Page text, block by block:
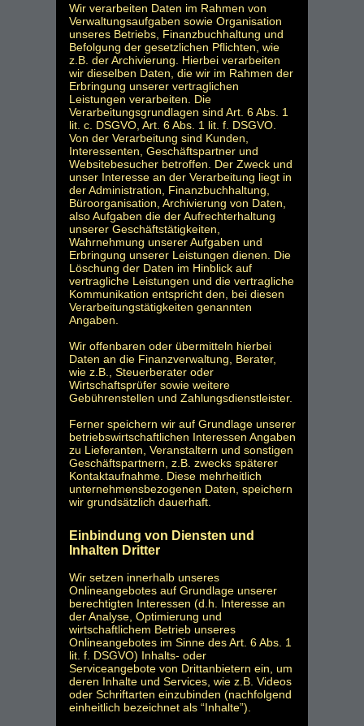
Wir verarbeiten Daten im Rahmen von
Verwaltungsaufgaben sowie Organisation
unseres Betriebs, Finanzbuchhaltung und
Befolgung der gesetzlichen Pflichten, wie
z.B. der Archivierung. Hierbei verarbeiten
wir dieselben Daten, die wir im Rahmen der
Erbringung unserer vertraglichen
Leistungen verarbeiten. Die
Verarbeitungsgrundlagen sind Art. 6 Abs. 1
lit. c. DSGVO, Art. 6 Abs. 1 lit. f. DSGVO.
Von der Verarbeitung sind Kunden,
Interessenten, Geschäftspartner und
Websitebesucher betroffen. Der Zweck und
unser Interesse an der Verarbeitung liegt in
der Administration, Finanzbuchhaltung,
Büroorganisation, Archivierung von Daten,
also Aufgaben die der Aufrechterhaltung
unserer Geschäftstätigkeiten,
Wahrnehmung unserer Aufgaben und
Erbringung unserer Leistungen dienen. Die
Löschung der Daten im Hinblick auf
vertragliche Leistungen und die vertragliche
Kommunikation entspricht den, bei diesen
Verarbeitungstätigkeiten genannten
Angaben.
Wir offenbaren oder übermitteln hierbei
Daten an die Finanzverwaltung, Berater,
wie z.B., Steuerberater oder
Wirtschaftsprüfer sowie weitere
Gebührenstellen und Zahlungsdienstleister.
Ferner speichern wir auf Grundlage unserer
betriebswirtschaftlichen Interessen Angaben
zu Lieferanten, Veranstaltern und sonstigen
Geschäftspartnern, z.B. zwecks späterer
Kontaktaufnahme. Diese mehrheitlich
unternehmensbezogenen Daten, speichern
wir grundsätzlich dauerhaft.
Einbindung von Diensten und
Inhalten Dritter
Wir setzen innerhalb unseres
Onlineangebotes auf Grundlage unserer
berechtigten Interessen (d.h. Interesse an
der Analyse, Optimierung und
wirtschaftlichem Betrieb unseres
Onlineangebotes im Sinne des Art. 6 Abs. 1
lit. f. DSGVO) Inhalts- oder
Serviceangebote von Drittanbietern ein, um
deren Inhalte und Services, wie z.B. Videos
oder Schriftarten einzubinden (nachfolgend
einheitlich bezeichnet als “Inhalte”).